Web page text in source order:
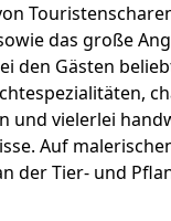
das große
den Gästen
und vielerlei
Auf
der Tier- und